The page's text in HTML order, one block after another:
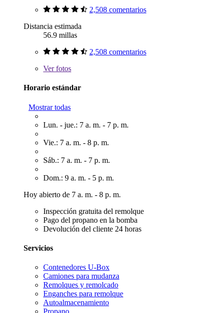
2,508 comentarios
Distancia estimada
56.9 millas
2,508 comentarios
Verfotos
Horario estándar
Mostrar todas
Lun. - jue.: 7 a. m. - 7 p. m.
Vie.: 7 a. m. - 8 p. m.
Sáb.: 7 a. m. - 7 p. m.
Dom.: 9 a. m. - 5 p. m.
Hoy abierto de 7 a. m. - 8 p. m.
Inspección gratuita del remolque
Pago del propano en la bomba
Devolución del cliente 24 horas
Servicios
Contenedores U-Box
Camiones para mudanza
Remolques y remolcado
Enganches para remolque
Autoalmacenamiento
Propano